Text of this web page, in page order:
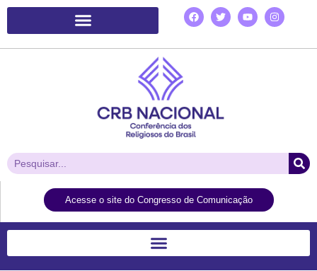
Acesse o site do Congresso de Comunicação